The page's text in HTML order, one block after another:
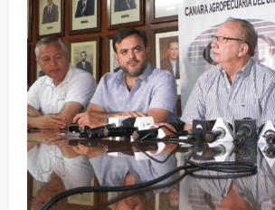
COSTOS
COMPETITIVOS
Y
HABILITARSE
PARA
EXPORTACIÓN